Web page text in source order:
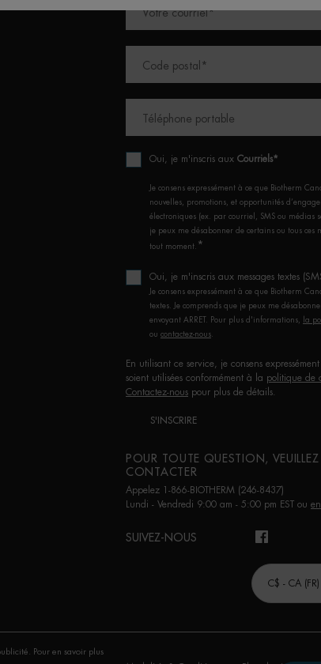
Votre courriel*
Code postal *
Téléphone portable
Oui, je m'inscris aux Courriels*
Je consens expressément à ce que Biotherm
nouvelles, promotions, et opportunités
électroniques (ex. par courriel, SMS ou médias
je peux me désabonner de certains ou tous ces
tout moment. *
Oui, je m'inscris aux messages textes
Je consens expressément à ce que Biotherm
textes. Je comprends que je peux me
envoyant ARRET. Pour plus d'informations,
la
ou contactez-nous
En utilisant ce service, je consens
soient utilisées conformément à la politique de
Contactez-nous pour plus de détails.
S'INSCRIRE
POUR TOUTE QUESTION,
CONTACTER
Appelez 1-866-BIOTHERM (246-8437)
Lundi - Vendredi 9:00 am - 5:00 pm EST ou
SUIVEZ-NOUS
C$ - CA (FR)
Pour en savoir plus